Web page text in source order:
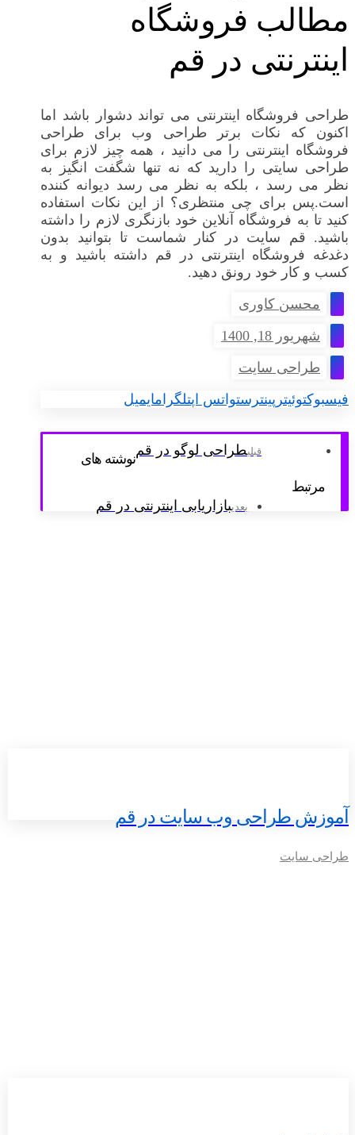
مطالب فروشگاه
اینترنتی در قم
طراحی فروشگاه اینترنتی می تواند دشوار باشد اما
اکنون که نکات برتر طراحی وب برای طراحی
فروشگاه اینترنتی را می دانید ، همه چیز لازم برای
طراحی سایتی را دارید که نه تنها شگفت انگیز به
نظر می رسد ، بلکه به نظر می رسد دیوانه کننده
است.پس برای چی منتظری؟ از این نکات استفاده
کنید تا به فروشگاه آنلاین خود بازنگری لازم را داشته
باشید. قم سایت در کنار شماست تا بتوانید بدون
دغدغه فروشگاه اینترنتی در قم داشته باشید و به
کسب و کار خود رونق دهید.
محسن کاوری
شهریور 18, 1400
طراحی سایت
فیسبوکتوئیتر پینترستواتس اپتلگرامایمیل
قبلیطراحی لوگو در قم
بعدیبازاریابی اینترنتی در قم
نوشته های
مرتبط
آموزش طراحی وب سایت در قم
طراحی سایت